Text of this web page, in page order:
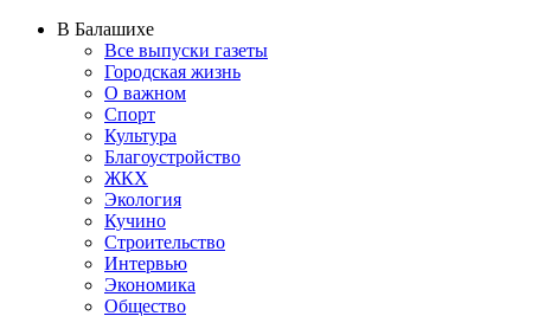
В Балашихе
Все выпуски газеты
Городская жизнь
О важном
Спорт
Культура
Благоустройство
ЖКХ
Экология
Кучино
Строительство
Интервью
Экономика
Общество